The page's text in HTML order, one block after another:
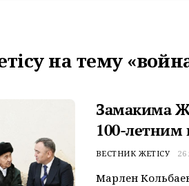
на тему
Замакима
100-
ВЕСТНИК ЖЕТІСУ
Марлен